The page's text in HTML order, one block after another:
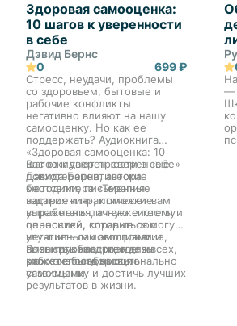
Здоровая самооценка:
10 шагов к уверенности
в себе
Дэвид Бернс
0
699 ₽
Стресс, неудачи, проблемы
со здоровьем, бытовые и
рабочие конфликты
негативно влияют на нашу
самооценку. Но как ее
поддержать? Аудиокнига
«Здоровая самооценка: 10
шагов к уверенности в себе»
Дэвида Берна, автора
бестселлера «Терапия
настроения», поможет вам
выработать личную систему
ценностей, справиться с
негативными эмоциями и
выявить области, где вы
можете быть эмоционально
уязвимыми.
Вас ожидают проверенные
психотерапевтические
методики, письменные
задания и практические
упражнения, а также тесты и
опросники, которые помогут
улучшить самовосприятие,
повысить настроение и
работоспособность.
Это— руководство для всех,
кто хочет оздоровить
самооценку и достичь лучших
результатов в жизни.
—